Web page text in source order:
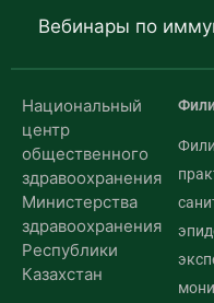
Вебинары по
Национальный
центр
общественного
здравоохранения
Министерства
здравоохранения
Республики
Казахстан